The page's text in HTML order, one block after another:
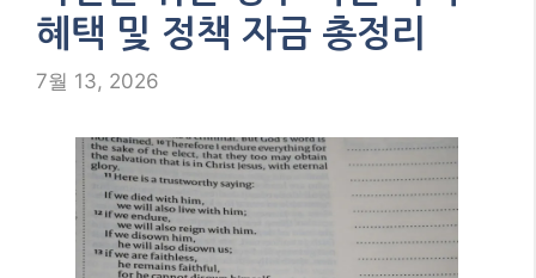
혜택 및 정책 자금 총정리
7월 13, 2026